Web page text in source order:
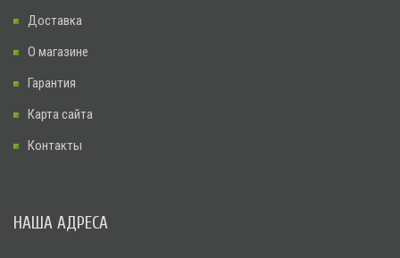
Доставка
О магазине
Гарантия
Карта сайта
Контакты
НАША АДРЕСА